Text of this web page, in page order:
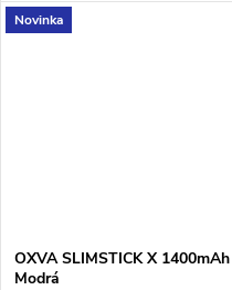
ovládáním.
Novinka
OXVA SLIMSTICK X 1400mAh
Modrá